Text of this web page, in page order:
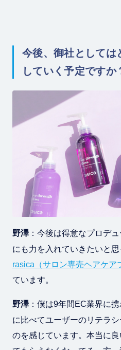
今後、御社としては
していく予定ですか
野澤：今後は得意なプロデ
にも力を入れていきたいと
rasica（サロン専売ヘアケア
ています。
野澤：僕は9年間EC業界に
に比べてユーザーのリテラ
のを感じています。本当に